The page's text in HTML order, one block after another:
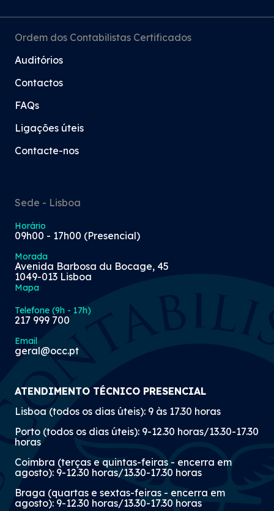
Ordem dos Contabilistas Certificados
Auditórios
Contactos
FAQs
Ligações úteis
Contacte-nos
Sede - Lisboa
Horário
09h00 - 17h00 (Presencial)
Morada
Avenida Barbosa du Bocage, 45
1049-013 Lisboa
Mapa
Telefone (9h - 17h)
217 999 700
Email
geral@occ.pt
ATENDIMENTO TÉCNICO PRESENCIAL
Lisboa (todos os dias úteis): 9 às 17.30 horas
Porto (todos os dias úteis): 9-12.30 horas/13.30-17.30
horas
Coimbra (terças e quintas-feiras - encerra em
agosto): 9-12.30 horas/13.30-17.30 horas
Braga (quartas e sextas-feiras - encerra em
agosto): 9-12.30 horas/13.30-17.30 horas